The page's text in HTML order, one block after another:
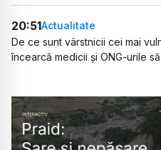
20:51Actualitate
De ce sunt vârstnicii cei mai
încearcă medicii și ONG-urile